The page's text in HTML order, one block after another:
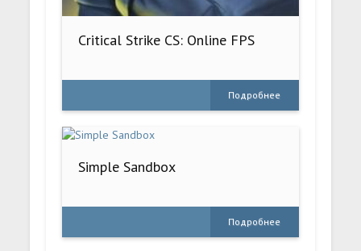
Critical Strike CS: Online FPS
Подробнее
Simple Sandbox
Подробнее